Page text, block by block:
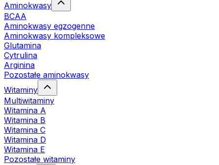
Aminokwasy
BCAA
Aminokwasy egzogenne
Aminokwasy kompleksowe
Glutamina
Cytrulina
Arginina
Pozostałe aminokwasy
Witaminy
Multiwitaminy
Witamina A
Witamina B
Witamina C
Witamina D
Witamina E
Pozostałe witaminy